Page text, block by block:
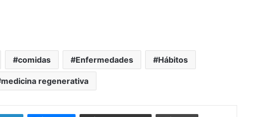
comidas Enfermedades Hábitos
medicina regenerativa